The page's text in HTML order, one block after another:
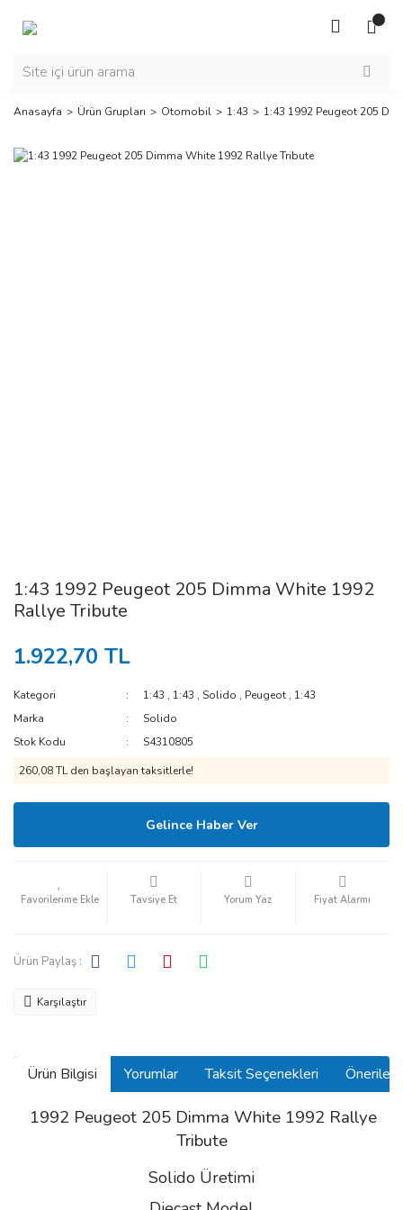
Anasayfa Ürün Grupları Otomobil 1:43 1:43 1992 Peugeot 205
1:43 1992 Peugeot 205 Dimma White 1992
Rallye Tribute
1.922,70 TL
Kategori 1:43 , 1:43 ,Solido , Peugeot , 1:43
Marka
Solido
Stok Kodu
S4310805
260,08 TL den başlayan taksitlerle!
Gelince Haber Ver
Tavsiye Et Yorum Yaz Fiyat Alarmı
Ürün Paylaş :
Karşılaştır
Ürün Bilgisi Yorumlar Taksit Seçenekleri
1992 Peugeot 205 Dimma White 1992 Rallye
Tribute
Solido Üretimi